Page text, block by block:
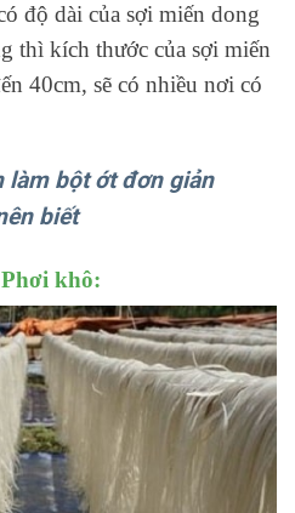
độ dài của sợi miến dong
thì kích thước của sợi miến
40cm, sẽ có nhiều nơi có
làm bột ớt đơn giản
biết
khô: